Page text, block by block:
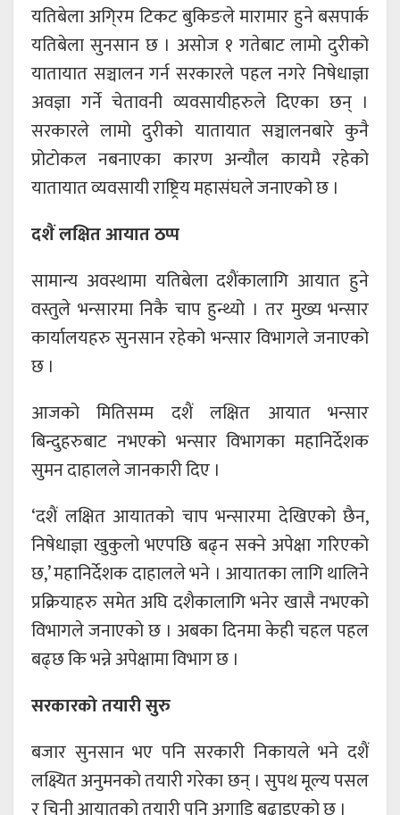
यतिबेला अगि्रम टिकट बुकिङले मारामार हुने बसपार्क
यतिबेला सुनसान छ । असोज १ गतेबाट लामो दुरीको
यातायात सञ्चालन गर्न सरकारले पहल नगरे निषेधाज्ञा
अवज्ञा गर्ने चेतावनी व्यवसायीहरुले दिएका छन् ।
सरकारले लामो दुरीको यातायात सञ्चालनबारे कुनै
प्रोटोकल नबनाएका कारण अन्यौल कायमै रहेको
यातायात व्यवसायी राष्ट्रिय महासंघले जनाएको छ ।
दशैं लक्षित आयात ठप्प
सामान्य अवस्थामा यतिबेला दशैंकालागि आयात हुने
वस्तुले भन्सारमा निकै चाप हुन्थ्यो । तर मुख्य भन्सार
कार्यालयहरु सुनसान रहेको भन्सार विभागले जनाएको
छ ।
आजको मितिसम्म दशैं लक्षित आयात भन्सार
बिन्दुहरुबाट नभएको भन्सार विभागका महानिर्देशक
सुमन दाहालले जानकारी दिए ।
‘दशैं लक्षित आयातको चाप भन्सारमा देखिएको छैन,
निषेधाज्ञा खुकुलो भएपछि बढ्न सक्ने अपेक्षा गरिएको
छ,’ महानिर्देशक दाहालले भने । आयातका लागि थालिने
प्रक्रियाहरु समेत अघि दशैकालागि भनेर खासै नभएको
विभागले जनाएको छ । अबका दिनमा केही चहल पहल
बढ्छ कि भन्ने अपेक्षामा विभाग छ ।
सरकारको तयारी सुरु
बजार सुनसान भए पनि सरकारी निकायले भने दशैं
लक्ष्यित अनुमनको तयारी गरेका छन् । सुपथ मूल्य पसल